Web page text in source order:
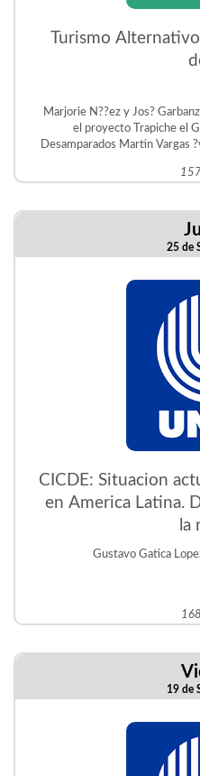
Turismo
Marjorie N??ez y Jos?
el proyecto Trapiche el
Desamparados Martin Vargas ?vila: Historiador y tutor de la UNED.
25 de
CICDE: Situacion
en America Latina.
la
Gustavo Gatica
19 de